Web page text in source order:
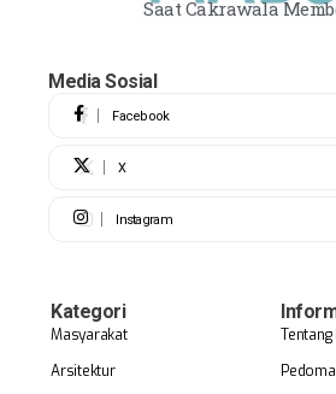
Saat Cakrawala
Media Sosial
Facebook
X
Instagram
Kategori
Masyarakat
Arsitektur
Tentang